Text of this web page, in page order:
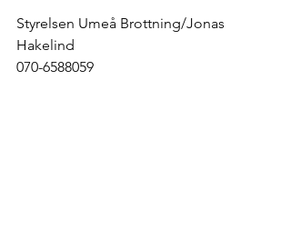
Styrelsen Umeå Brottning/Jonas
Hakelind
070-6588059